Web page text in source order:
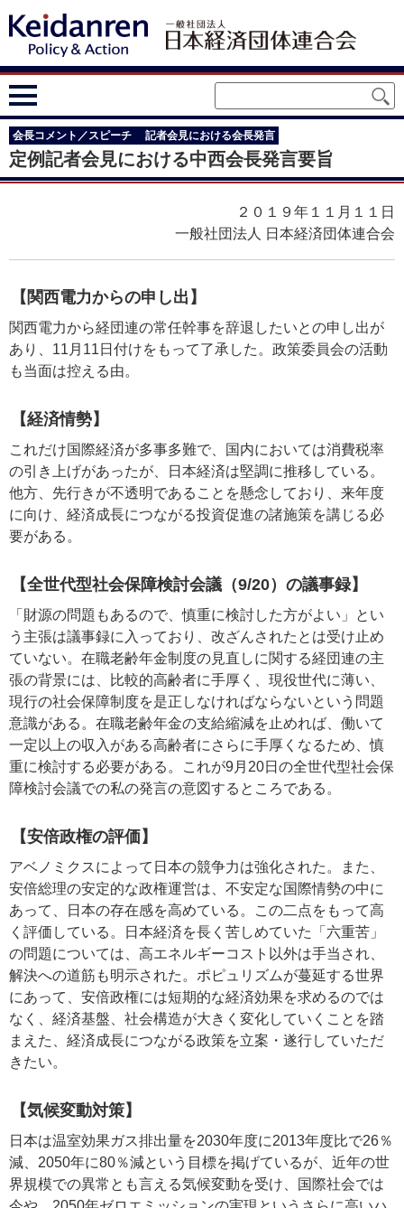
会長コメント／スピーチ 記者会見における会長発言
定例記者会見における中西会長発言要旨
２０１９年１１月１１日
一般社団法人 日本経済団体連合会
【関西電力からの申し出】
関西電力から経団連の常任幹事を辞退したいとの申し出が
あり、11月11日付けをもって了承した。政策委員会の活動
も当面は控える由。
【経済情勢】
これだけ国際経済が多事多難で、国内においては消費税率
の引き上げがあったが、日本経済は堅調に推移している。
他方、先行きが不透明であることを懸念しており、来年度
に向け、経済成長につながる投資促進の諸施策を講じる必
要がある。
【全世代型社会保障検討会議（9/20）の議事録】
「財源の問題もあるので、慎重に検討した方がよい」とい
う主張は議事録に入っており、改ざんされたとは受け止め
ていない。在職老齢年金制度の見直しに関する経団連の主
張の背景には、比較的高齢者に手厚く、現役世代に薄い、
現行の社会保障制度を是正しなければならないという問題
意識がある。在職老齢年金の支給縮減を止めれば、働いて
一定以上の収入がある高齢者にさらに手厚くなるため、慎
重に検討する必要がある。これが9月20日の全世代型社会保
障検討会議での私の発言の意図するところである。
【安倍政権の評価】
アベノミクスによって日本の競争力は強化された。また、
安倍総理の安定的な政権運営は、不安定な国際情勢の中に
あって、日本の存在感を高めている。この二点をもって高
く評価している。日本経済を長く苦しめていた「六重苦」
の問題については、高エネルギーコスト以外は手当され、
解決への道筋も明示された。ポピュリズムが蔓延する世界
にあって、安倍政権には短期的な経済効果を求めるのでは
なく、経済基盤、社会構造が大きく変化していくことを踏
まえた、経済成長につながる政策を立案・遂行していただ
きたい。
【気候変動対策】
日本は温室効果ガス排出量を2030年度に2013年度比で26％
減、2050年に80％減という目標を掲げているが、近年の世
界規模での異常とも言える気候変動を受け、国際社会では